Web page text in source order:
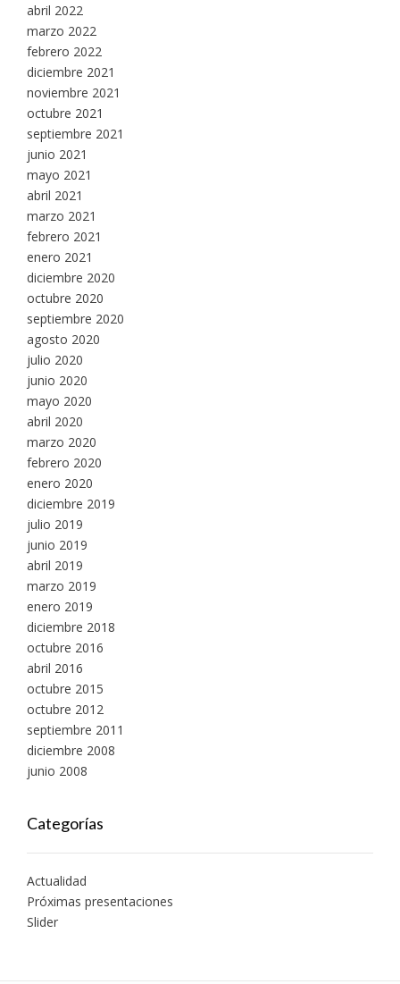
abril 2022
marzo 2022
febrero 2022
diciembre 2021
noviembre 2021
octubre 2021
septiembre 2021
junio 2021
mayo 2021
abril 2021
marzo 2021
febrero 2021
enero 2021
diciembre 2020
octubre 2020
septiembre 2020
agosto 2020
julio 2020
junio 2020
mayo 2020
abril 2020
marzo 2020
febrero 2020
enero 2020
diciembre 2019
julio 2019
junio 2019
abril 2019
marzo 2019
enero 2019
diciembre 2018
octubre 2016
abril 2016
octubre 2015
octubre 2012
septiembre 2011
diciembre 2008
junio 2008
Categorías
Actualidad
Próximas presentaciones
Slider